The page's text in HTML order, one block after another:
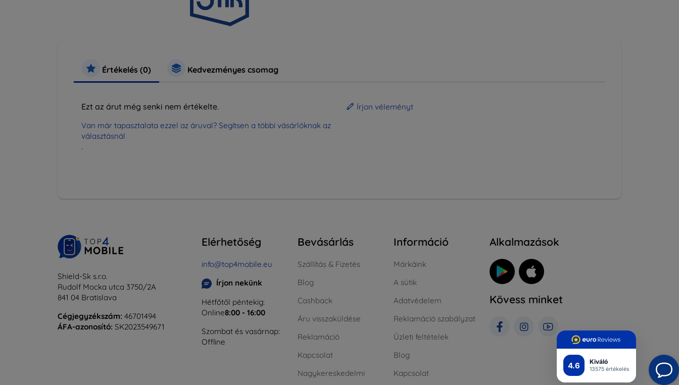
4.6 Kiváló
13575 értékelés
Értékelés (0) Kedvezményes csomag
Ezt az árut még senki nem értékelte.
Van már tapasztalata ezzel az áruval? Segítsen a többi vásárlóknak az
választásnál
.
Írjon véleményt
Shield-Sk s.r.o.
Rudolf Mocka utca 3750/2A
841 04 Bratislava
Cégjegyzékszám: 46701494
ÁFA-azonosító: SK2023549671
Elérhetőség
info@top4mobile.eu
Írjon nekünk
Hétfőtől péntekig:
Online8:00 - 16:00
Szombat és vasárnap:
Offline
Bevásárlás
Szállítás & Fizetés
Blog
Cashback
Áru visszaküldése
Reklamáció
Kapcsolat
Nagykereskedelmi
Információ
Márkáink
A sütik
Adatvédelem
Reklamáció szabályzat
Üzleti feltételek
Blog
Kapcsolat
Alkalmazások
Kövess minket